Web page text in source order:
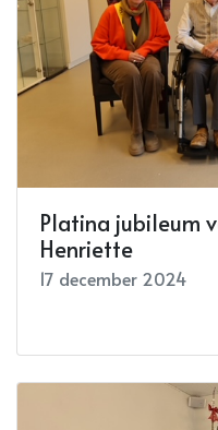
Platina jubileum
Henriette
17 december 2024